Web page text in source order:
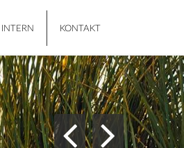
INTERN KONTAKT